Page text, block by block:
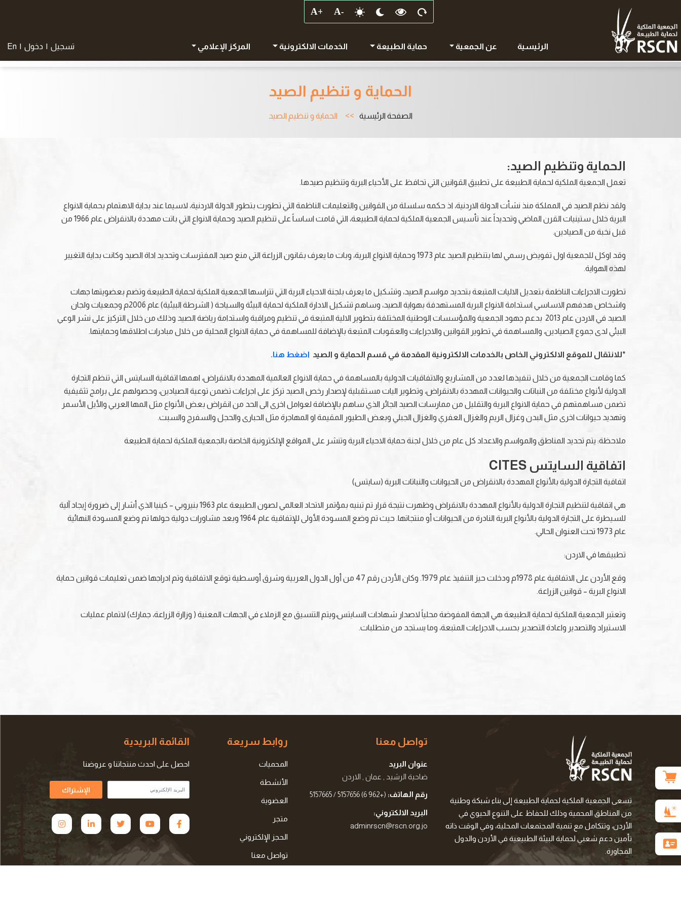
الرئيسية عن الجمعية حماية الطبيعة الخدمات الالكترونية المركز الإعلامي تسجيل | دخول |
En
الحماية و تنظيم الصيد
الصفحة الرئيسية الحماية و تنظيم الصيد
الحماية وتنظيم الصيد:
تعمل الجمعية الملكية لحماية الطبيعة على تطبيق القوانين التي تحافظ على الأحياء البرية وتنظيم صيدها.
ولقد نظم الصيد في المملكة منذ نشأت الدولة الاردنية، اذ حكمه سلسلة من القوانين والتعليمات الناظمة التي تطورت بتطور الدولة الاردنية، لاسيما عند بداية الاهتمام بحماية الانواع
البرية خلال ستينيات القرن الماضي وتحديداً عند تأسيس الجمعية الملكية لحماية الطبيعة، التي قامت اساساً على تنظيم الصيد وحماية الانواع التي باتت مهددة بالانقراض عام 1966 من
قبل نخبة من الصيادين.
وقد اوكل للجمعية اول تفويض رسمي لها بتنظيم الصيد عام 1973 وحماية الانواع البرية، وبات ما يعرف بقانون الزراعة التي منع صيد المفترسات وتحديد اداة الصيد وكانت بداية التغيير
لهذه الهواية.
تطورت الاجراءات الناظمة بتعديل الاليات المتبعة بتحديد مواسم الصيد، وتشكيل ما يعرف بلجنة الاحياء البرية التي تتراسها الجمعية الملكية لحماية الطبيعة وتضم بعضويتها جهات
واشخاص هدفهم الاساسي استدامة الانواع البرية المستهدفة بهواية الصيد، وساهم تشكيل الادارة الملكية لحماية البيئة والسياحة ( الشرطة البيئية) عام 2006م وجمعيات ولجان
الصيد في الاردن عام 2013 بدعم جهود الجمعية والمؤسسات الوطنية المختلفة بتطوير الالية المتبعة في تنظيم ومراقبة واستدامة رياضة الصيد وذلك من خلال التركيز على نشر الوعي
البيئي لدى جموع الصيادين، والمساهمة في تطوير القوانين والاجراءات والعقوبات المتبعة بالإضافة للمساهمة في حماية الانواع المحلية من خلال مبادرات اطلاقها وحمايتها.
*للانتقال للموقع الالكتروني الخاص بالخدمات الالكترونية المقدمة في قسم الحماية و الصيد اضغط هنا.
كما وقامت الجمعية من خلال تنفيذها لعدد من المشاريع والاتفاقيات الدولية بالمساهمة في حماية الانواع العالمية المهددة بالانقراض، اهمها اتفاقية السايتس التي تنظم التجارة
الدولية لأنواع مختلفة من النباتات والحيوانات المهددة بالانقراض، وتطوير اليات مستقبلية لإصدار رخص الصيد تركز على اجراءات تضمن توعية الصيادين، وحصولهم على برامج تثقيفية
تضمن مساهمتهم في حماية الانواع البرية والتقليل من ممارسات الصيد الجائر الذي ساهم بالإضافة لعوامل اخرى الى الحد من انقراض بعض الأنواع مثل المها العربي والأيل الأسمر
وتهديد حيوانات اخرى مثل البدن وغزال الريم والغزال العفري والغزال الجبلي وبعض الطيور المقيمة او المهاجرة مثل الحبارى والحجل والسفرج والسبت.
ملاحظة: يتم تحديد المناطق والمواسم والاعداد كل عام من خلال لجنة حماية الاحياء البرية وتنشر على المواقع الإلكترونية الخاصة بالجمعية الملكية لحماية الطبيعة
اتفاقية السايتس CITES
اتفاقية التجارة الدولية بالأنواع المهددة بالانقراض من الحيوانات والنباتات البرية (سايتس)
هي اتفاقية لتنظيم التجارة الدولية بالأنواع المهددة بالانقراض وظهرت نتيجة قرار تم تبنيه بمؤتمر الاتحاد العالمي لصون الطبيعة عام 1963 بنيروبي – كينيا الذي أشار إلى ضرورة إيجاد آلية
للسيطرة على التجارة الدولية بالأنواع البرية النادرة من الحيوانات أو منتجاتها. حيث تم وضع المسودة الأولى للإتفاقية عام 1964 وبعد مشاورات دولية حولها تم وضع المسودة النهائية
عام 1973 تحت العنوان الحالي.
تطبيقها في الاردن:
وقع الأردن على الاتفاقية عام 1978م ودخلت حيز التنفيذ عام 1979. وكان الأردن رقم 47 من أول الدول العربية وشرق أوسطية توقع الاتفاقية وتم ادراجها ضمن تعليمات قوانين حماية
الانواع البرية – قوانين الزراعة.
وتعتبر الجمعية الملكية لحماية الطبيعة هي الجهة المفوضة محلياً لاصدار شهادات السايتس،ويتم التنسيق مع الزملاء في الجهات المعنية ( وزاارة الزراعة، جمارك) لاتمام عمليات
الاستيراد والتصدير واعادة التصدير بحسب الاجراءات المتبعة، وما يستجد من متطلبات.
تسعى الجمعية الملكية لحماية الطبيعة إلى بناء شبكة وطنية
من المناطق المحمية وذلك للحفاظ على التنوع الحيوي في
الأردن، وتتكامل مع تنمية المجتمعات المحلية، وفي الوقت ذاته
تأمين دعم شعبي لحماية البيئة الطبيعية في الأردن والدول
المجاورة.
تواصل معنا
عنوان البريد
ضاحية الرشيد , عمان , الاردن
رقم الهاتف: (+962 6) 5157656 / 5157665
البريد الالكتروني:
adminrscn@rscn.org.jo
روابط سريعة
المحميات
الأنشطة
العضوية
متجر
الحجز الإلكتروني
تواصل معنا
القائمة البريدية
احصل على احدث منتجاتنا و عروضنا
الإشتراك